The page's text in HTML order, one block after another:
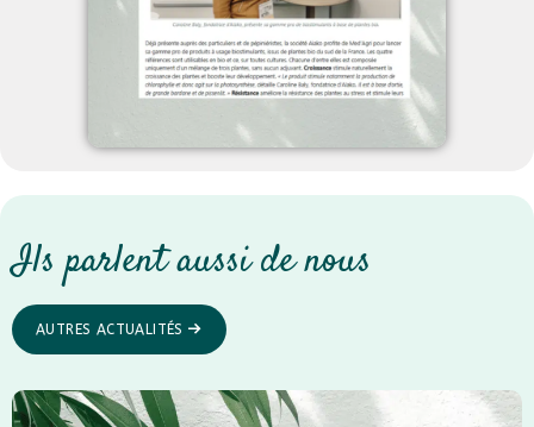
Ils parlent aussi de nous
AUTRES ACTUALITÉS